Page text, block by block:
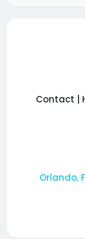
Contact |
Orlando,